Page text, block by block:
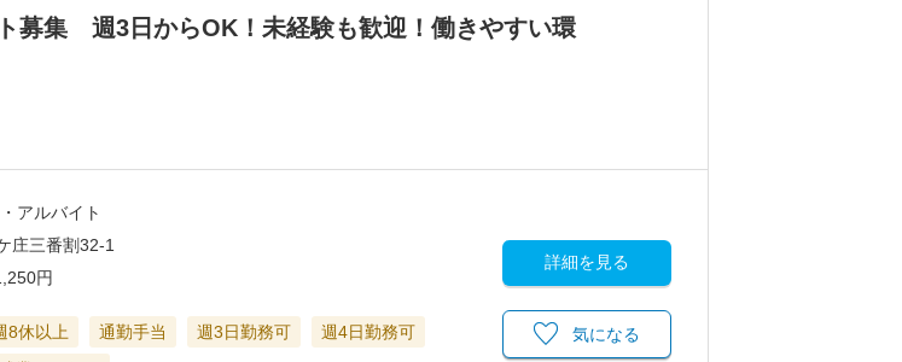
募集 週3日からOK！未経験も歓迎！働きやすい環
アルバイト
庄三番割32-1
円
8休以上 通勤手当 週3日勤務可
週4日勤務可
詳細を見る
気になる